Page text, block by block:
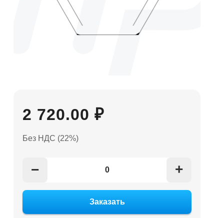
2 720.00 ₽
Без НДС (22%)
− +